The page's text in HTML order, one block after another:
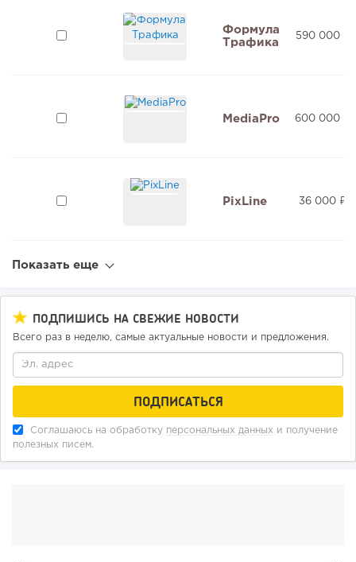
Формула
Трафика
590 000 ₽
MediaPro 600 000 ₽
PixLine 36 000 ₽
Показать еще
ПОДПИШИСЬ НА СВЕЖИЕ НОВОСТИ
Всего раз в неделю, самые актуальные новости и предложения.
Соглашаюсь на обработку персональных данных и получение
полезных писем.